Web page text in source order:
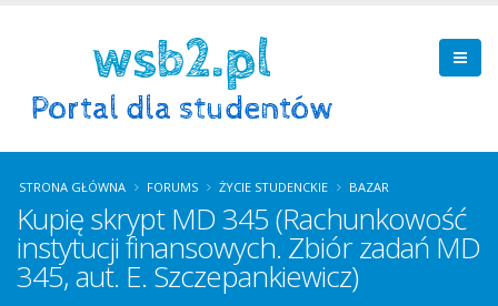
STRONA GŁÓWNA FORUMS ŻYCIE STUDENCKIE BAZAR
Kupię skrypt MD 345 (Rachunkowość
instytucji finansowych. Zbiór zadań MD
345, aut. E. Szczepankiewicz)